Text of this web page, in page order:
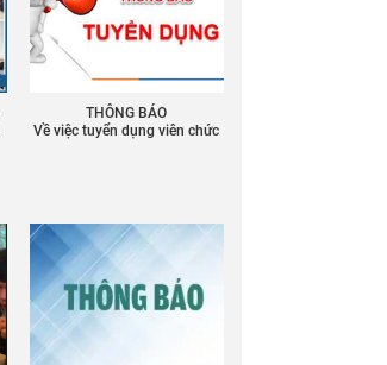
THÔNG BÁO
Về việc tuyển dụng viên chức